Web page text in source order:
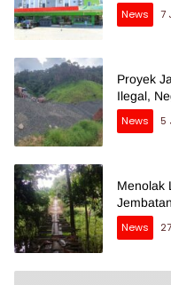
News
7
Proyek
Ilegal,
News
5
Menolak
News